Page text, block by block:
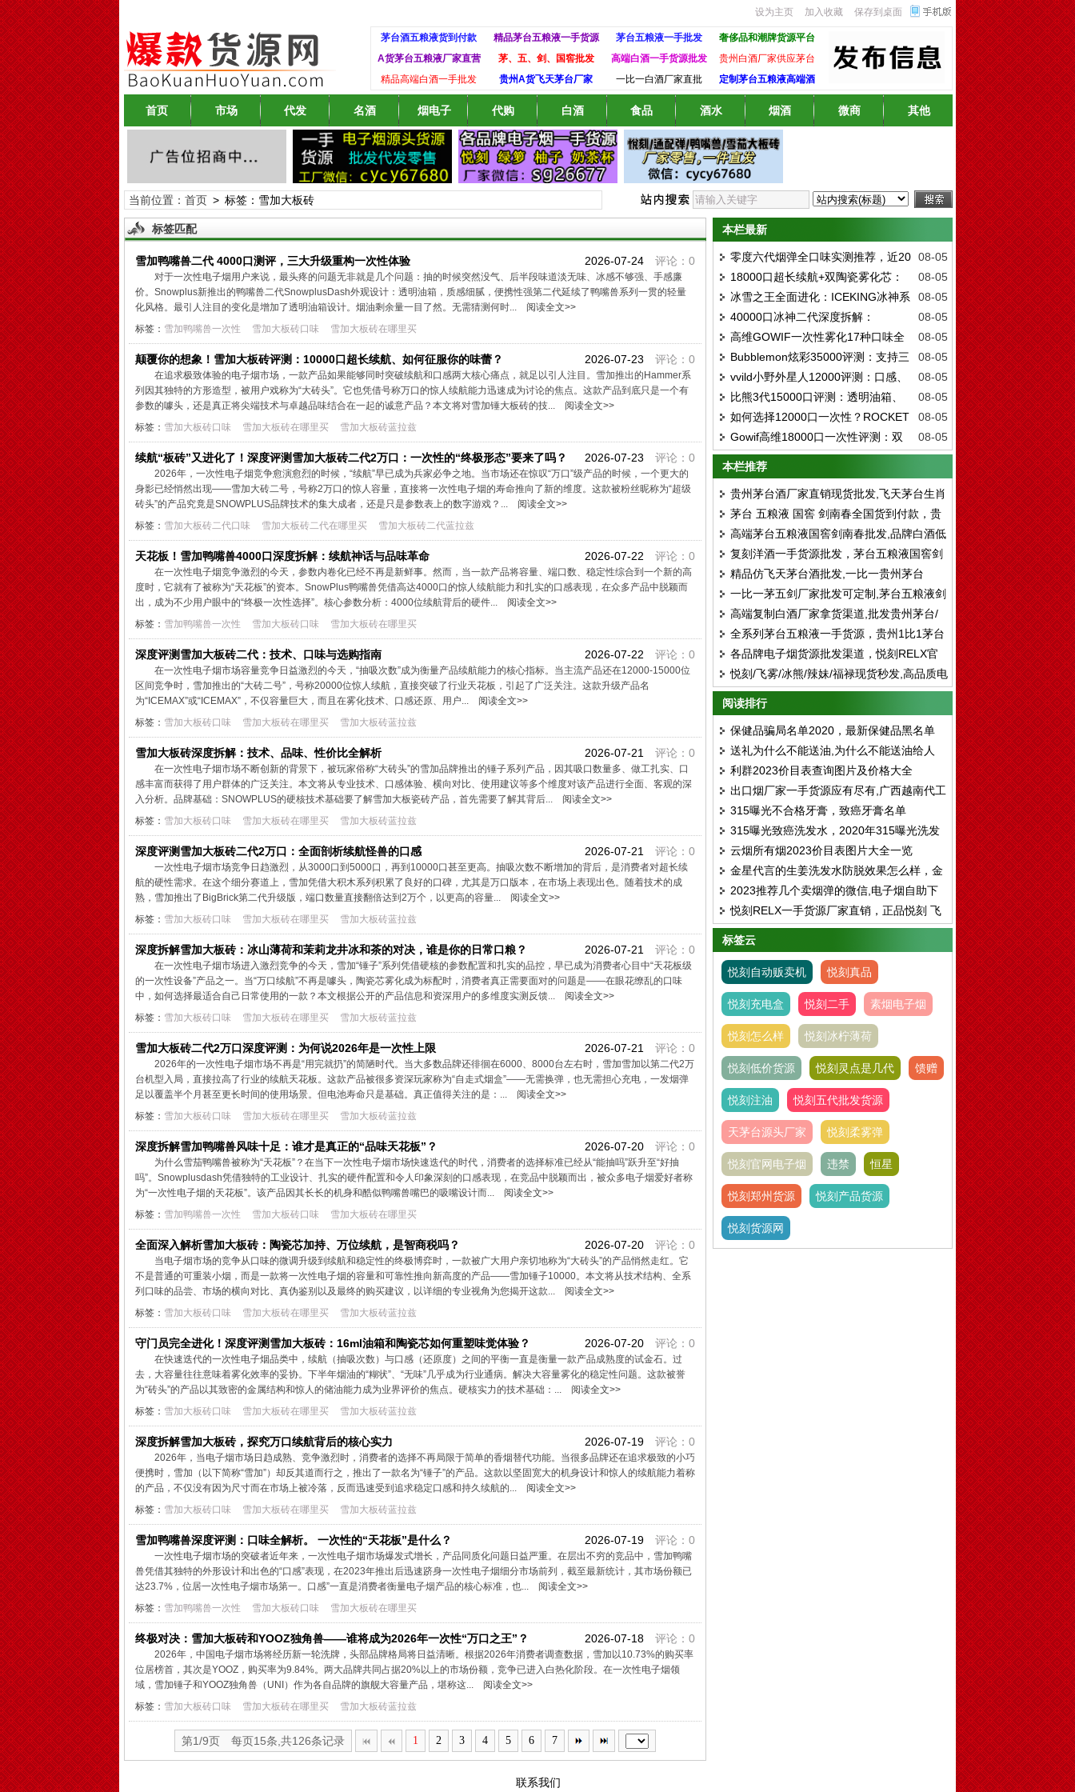
设为主页 加入收藏 保存到桌面
茅台酒五粮液货到付款 精品茅台五粮液一手货源 茅台五粮液一手批发
奢侈品和潮牌货源平台
A货茅台五粮液厂家直营
茅、五、剑、国窖批发 高端白酒一手货源批发
贵州白酒厂家供应茅台
精品高端白酒一手批发
贵州A货飞天茅台厂家 一比一白酒厂家直批 定制茅台五粮液高端酒
首页 市场 代发 名酒 烟电子 代购 白酒 食品 酒水 烟酒 微商 其他
当前位置： 首页> 标签：雪加大板砖
标签匹配
2026-07-24评论：0
雪加鸭嘴兽二代 4000口测评，三大升级重构一次性体验
对于一次性电子烟用户来说，最头疼的问题无非就是几个问题：抽的时候突然没气、后半段味道淡无味、冰感不够强、手感廉
价。Snowplus新推出的鸭嘴兽二代SnowplusDash外观设计：透明油箱，质感细腻，便携性强第二代延续了鸭嘴兽系列一贯的轻量
化风格。最引人注目的变化是增加了透明油箱设计。烟油剩余量一目了然。无需猜测何时...
阅读全文>>
标签： 雪加鸭嘴兽一次性 雪加大板砖口味 雪加大板砖在哪里买
2026-07-23 评论：0
颠覆你的想象！雪加大板砖评测：10000口超长续航、如何征服你的味蕾？
在追求极致体验的电子烟市场，一款产品如果能够同时突破续航和口感两大核心痛点，就足以引人注目。雪加推出的Hammer系
列因其独特的方形造型，被用户戏称为“大砖头”。它也凭借号称万口的惊人续航能力迅速成为讨论的焦点。这款产品到底只是一个有
参数的噱头，还是真正将尖端技术与卓越品味结合在一起的诚意产品？本文将对雪加锤大板砖的技...
阅读全文>>
标签： 雪加大板砖口味 雪加大板砖在哪里买 雪加大板砖蓝拉兹
2026-07-23 评论：0
续航“板砖”又进化了！深度评测雪加大板砖二代2万口：一次性的“终极形态”要来了吗？
2026年，一次性电子烟竞争愈演愈烈的时候，“续航”早已成为兵家必争之地。当市场还在惊叹“万口”级产品的时候，一个更大的
身影已经悄然出现——雪加大砖二号，号称2万口的惊人容量，直接将一次性电子烟的寿命推向了新的维度。这款被粉丝昵称为“超级
砖头”的产品究竟是SNOWPLUS品牌技术的集大成者，还是只是参数表上的数字游戏？...
阅读全文>>
标签： 雪加大板砖二代口味 雪加大板砖二代在哪里买 雪加大板砖二代蓝拉兹
2026-07-22 评论：0
天花板！雪加鸭嘴兽4000口深度拆解：续航神话与品味革命
在一次性电子烟竞争激烈的今天，参数内卷化已经不再是新鲜事。然而，当一款产品将容量、端口数、稳定性综合到一个新的高
度时，它就有了被称为“天花板”的资本。SnowPlus鸭嘴兽凭借高达4000口的惊人续航能力和扎实的口感表现，在众多产品中脱颖而
出，成为不少用户眼中的“终极一次性选择”。核心参数分析：4000位续航背后的硬件...
阅读全文>>
标签： 雪加鸭嘴兽一次性 雪加大板砖口味 雪加大板砖在哪里买
2026-07-22 评论：0
深度评测雪加大板砖二代：技术、口味与选购指南
在一次性电子烟市场容量竞争日益激烈的今天，“抽吸次数”成为衡量产品续航能力的核心指标。当主流产品还在12000-15000位
区间竞争时，雪加推出的“大砖二号”，号称20000位惊人续航，直接突破了行业天花板，引起了广泛关注。这款升级产品名
为“ICEMAX”或“ICEMAX”，不仅容量巨大，而且在雾化技术、口感还原、用户...
阅读全文>>
标签： 雪加大板砖口味 雪加大板砖在哪里买 雪加大板砖蓝拉兹
2026-07-21 评论：0
雪加大板砖深度拆解：技术、品味、性价比全解析
在一次性电子烟市场不断创新的背景下，被玩家俗称“大砖头”的雪加品牌推出的锤子系列产品，因其吸口数量多、做工扎实、口
感丰富而获得了用户群体的广泛关注。本文将从专业技术、口感体验、横向对比、使用建议等多个维度对该产品进行全面、客观的深
入分析。品牌基础：SNOWPLUS的硬核技术基础要了解雪加大板瓷砖产品，首先需要了解其背后...
阅读全文>>
标签： 雪加大板砖口味 雪加大板砖在哪里买 雪加大板砖蓝拉兹
2026-07-21 评论：0
深度评测雪加大板砖二代2万口：全面剖析续航怪兽的口感
一次性电子烟市场竞争日趋激烈，从3000口到5000口，再到10000口甚至更高。抽吸次数不断增加的背后，是消费者对超长续
航的硬性需求。在这个细分赛道上，雪加凭借大积木系列积累了良好的口碑，尤其是万口版本，在市场上表现出色。随着技术的成
熟，雪加推出了BigBrick第二代升级版，端口数量直接翻倍达到2万个，以更高的容量...
阅读全文>>
标签： 雪加大板砖口味 雪加大板砖在哪里买 雪加大板砖蓝拉兹
2026-07-21 评论：0
深度拆解雪加大板砖：冰山薄荷和茉莉龙井冰和茶的对决，谁是你的日常口粮？
在一次性电子烟市场进入激烈竞争的今天，雪加“锤子”系列凭借硬核的参数配置和扎实的品控，早已成为消费者心目中“天花板级
的一次性设备”产品之一。当“万口续航”不再是噱头，陶瓷芯雾化成为标配时，消费者真正需要面对的问题是——在眼花缭乱的口味
中，如何选择最适合自己日常使用的一款？本文根据公开的产品信息和资深用户的多维度实测反馈...
阅读全文>>
标签： 雪加大板砖口味 雪加大板砖在哪里买 雪加大板砖蓝拉兹
2026-07-21 评论：0
雪加大板砖二代2万口深度评测：为何说2026年是一次性上限
2026年的一次性电子烟市场不再是“用完就扔”的简陋时代。当大多数品牌还徘徊在6000、8000台左右时，雪加雪加以第二代2万
台机型入局，直接拉高了行业的续航天花板。这款产品被很多资深玩家称为“自走式烟盒”——无需换弹，也无需担心充电，一发烟弹
足以覆盖半个月甚至更长时间的使用场景。但电池寿命只是基础。真正值得关注的是：...
阅读全文>>
标签： 雪加大板砖口味 雪加大板砖在哪里买 雪加大板砖蓝拉兹
2026-07-20评论：0
深度拆解雪加鸭嘴兽风味十足：谁才是真正的“品味天花板”？
为什么雪茄鸭嘴兽被称为“天花板”？在当下一次性电子烟市场快速迭代的时代，消费者的选择标准已经从“能抽吗”跃升至“好抽
吗”。Snowplusdash凭借独特的工业设计、扎实的硬件配置和令人印象深刻的口感表现，在竞品中脱颖而出，被众多电子烟爱好者称
为“一次性电子烟的天花板”。该产品因其长长的机身和酷似鸭嘴兽嘴巴的吸嘴设计而...
阅读全文>>
标签： 雪加鸭嘴兽一次性 雪加大板砖口味 雪加大板砖在哪里买
2026-07-20评论：0
全面深入解析雪加大板砖：陶瓷芯加持、万位续航，是智商税吗？
当电子烟市场的竞争从口味的微调升级到续航和稳定性的终极博弈时，一款被广大用户亲切地称为“大砖头”的产品悄然走红。它
不是普通的可重装小烟，而是一款将一次性电子烟的容量和可靠性推向新高度的产品——雪加锤子10000。本文将从技术结构、全系
列口味的品尝、市场的横向对比、真伪鉴别以及最终的购买建议，以详细的专业视角为您揭开这款...
阅读全文>>
标签： 雪加大板砖口味 雪加大板砖在哪里买 雪加大板砖蓝拉兹
2026-07-20评论：0
守门员完全进化！深度评测雪加大板砖：16ml油箱和陶瓷芯如何重塑味觉体验？
在快速迭代的一次性电子烟品类中，续航（抽吸次数）与口感（还原度）之间的平衡一直是衡量一款产品成熟度的试金石。过
去，大容量往往意味着雾化效率的妥协。下半年烟油的“糊状”、“无味”几乎成为行业通病。解决大容量雾化的稳定性问题。这款被誉
为“砖头”的产品以其致密的金属结构和惊人的储油能力成为业界评价的焦点。硬核实力的技术基础：...
阅读全文>>
标签： 雪加大板砖口味 雪加大板砖在哪里买 雪加大板砖蓝拉兹
2026-07-19评论：0
深度拆解雪加大板砖，探究万口续航背后的核心实力
2026年，当电子烟市场日趋成熟、竞争激烈时，消费者的选择不再局限于简单的香烟替代功能。当很多品牌还在追求极致的小巧
便携时，雪加（以下简称“雪加”）却反其道而行之，推出了一款名为‍“锤子”‍的产品。这款以坚固宽大的机身设计和惊人的续航能力着称
的产品，不仅没有因为尺寸而在市场上被冷落，反而迅速受到追求稳定口感和持久续航的...
阅读全文>>
标签： 雪加大板砖口味 雪加大板砖在哪里买 雪加大板砖蓝拉兹
2026-07-19评论：0
雪加鸭嘴兽深度评测：口味全解析。 一次性的“天花板”是什么？
一次性电子烟市场的突破者近年来，一次性电子烟市场爆发式增长，产品同质化问题日益严重。在层出不穷的竞品中，雪加鸭嘴
兽凭借其独特的外形设计和出色的“口感”表现，在2023年推出后迅速跻身一次性电子烟细分市场前列，截至最新统计，其市场份额已
达23.7%，位居一次性电子烟市场第一。口感”一直是消费者衡量电子烟产品的核心标准，也...
阅读全文>>
标签： 雪加鸭嘴兽一次性 雪加大板砖口味 雪加大板砖在哪里买
2026-07-18评论：0
终极对决：雪加大板砖和YOOZ独角兽——谁将成为2026年一次性“万口之王”？
2026年，中国电子烟市场将经历新一轮洗牌，头部品牌格局将日益清晰。根据2026年消费者调查数据，雪加以10.73%的购买率
位居榜首，其次是YOOZ，购买率为9.84%。两大品牌共同占据20%以上的市场份额，竞争已进入白热化阶段。在一次性电子烟领
域，雪加锤子和YOOZ独角兽（UNI）作为各自品牌的旗舰大容量产品，堪称这...
阅读全文>>
标签： 雪加大板砖口味 雪加大板砖在哪里买 雪加大板砖蓝拉兹
第1/9页 每页15条,共126条记录 1 2 3 4 5 6 7
本栏最新
08-05
零度六代烟弹全口味实测推荐，近20
种口味深度测评与选购指南
08-05
18000口超长续航+双陶瓷雾化芯：
GOWIF高维18000一次性雾化凭什么成为
2026年热门之选
08-05
冰雪之王全面进化：ICEKING冰神系
列口味深度全解
08-05
40000口冰神二代深度拆解：
ELFBAR ICE KING凭什么成为2026年一次
性雾化的终局答案？
08-05
高维GOWIF一次性雾化17种口味全
测评：哪款才是真正的口感王者？
08-05
Bubblemon炫彩35000评测：支持三
重口味切换的彩屏一次性
08-05
vvild小野外星人12000评测：口感、
真实续航和成本效益分析
08-05
比熊3代15000口评测：透明油箱、
双显示屏、FEELM MAX陶瓷芯，你的真实
体验如何？
08-05
如何选择12000口一次性？ROCKET
小火箭深度评测及购买建议
08-05
Gowif高维18000口一次性评测：双
陶瓷芯、16W涡轮驱动，续航和口感真的能
兼顾吗？
本栏推荐
贵州茅台酒厂家直销现货批发,飞天茅台生肖
茅台全系列供应全国货到付款
茅台 五粮液 国窖 剑南春全国货到付款，贵
州茅台全系列厂家批发
高端茅台五粮液国窖剑南春批发,品牌白酒低
价供应 一手货源 顺丰包邮
复刻洋酒一手货源批发，茅台五粮液国窖剑
南春厂家直销
精品仿飞天茅台酒批发,一比一贵州茅台
1935厂家拿货渠道
一比一茅五剑厂家批发可定制,茅台五粮液剑
南春国窖一手货源
高端复制白酒厂家拿货渠道,批发贵州茅台/
五粮液/剑南春/国窖1573
全系列茅台五粮液一手货源，贵州1比1茅台
酒批发厂家货源
各品牌电子烟货源批发渠道，悦刻RELX官
方进货拿货一件代发
悦刻/飞雾/冰熊/辣妹/福禄现货秒发,高品质电
子烟厂家拿货 售后无忧
阅读排行
保健品骗局名单2020，最新保健品黑名单
送礼为什么不能送油,为什么不能送油给人
利群2023价目表查询图片及价格大全
出口烟厂家一手货源应有尽有,广西越南代工
烟仓库免税烟一手
315曝光不合格牙膏，致癌牙膏名单
315曝光致癌洗发水，2020年315曝光洗发
水名单
云烟所有烟2023价目表图片大全一览
金星代言的生姜洗发水防脱效果怎么样，金
星代言的博滴洗发水真的有用吗
2023推荐几个卖烟弹的微信,电子烟自助下
单平台
悦刻RELX一手货源厂家直销，正品悦刻 飞
雾 各种一次性 烟弹超多
标签云
悦刻自动贩卖机 悦刻真品
悦刻充电盒 悦刻二手 素烟电子烟
悦刻怎么样 悦刻冰柠薄荷
悦刻低价货源 悦刻灵点是几代 馈赠
悦刻注油 悦刻五代批发货源
天茅台源头厂家 悦刻柔雾弹
悦刻官网电子烟 违禁 恒星
悦刻郑州货源 悦刻产品货源
悦刻货源网
联系我们